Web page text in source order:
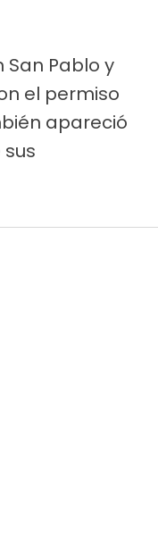
Pablo y
el permiso
apareció